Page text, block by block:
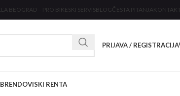
BEOGRAD – PRO BIKE SKI SERVISBLOGČESTA PITANJAKONTAKT
PRIJAVA / REGISTRACIJA
BRENDOVISKI RENTA